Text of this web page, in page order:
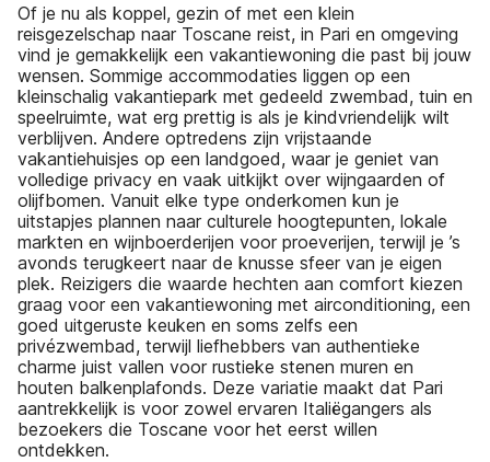
Of je nu als koppel, gezin of met een klein
reisgezelschap naar Toscane reist, in Pari en omgeving
vind je gemakkelijk een vakantiewoning die past bij jouw
wensen. Sommige accommodaties liggen op een
kleinschalig vakantiepark met gedeeld zwembad, tuin en
speelruimte, wat erg prettig is als je kindvriendelijk wilt
verblijven. Andere optredens zijn vrijstaande
vakantiehuisjes op een landgoed, waar je geniet van
volledige privacy en vaak uitkijkt over wijngaarden of
olijfbomen. Vanuit elke type onderkomen kun je
uitstapjes plannen naar culturele hoogtepunten, lokale
markten en wijnboerderijen voor proeverijen, terwijl je ’s
avonds terugkeert naar de knusse sfeer van je eigen
plek. Reizigers die waarde hechten aan comfort kiezen
graag voor een vakantiewoning met airconditioning, een
goed uitgeruste keuken en soms zelfs een
privézwembad, terwijl liefhebbers van authentieke
charme juist vallen voor rustieke stenen muren en
houten balkenplafonds. Deze variatie maakt dat Pari
aantrekkelijk is voor zowel ervaren Italiëgangers als
bezoekers die Toscane voor het eerst willen
ontdekken.